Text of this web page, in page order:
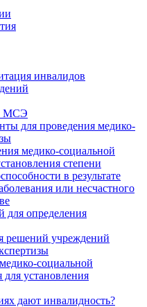
инвалидов
МСЭ
для проведения медико-
медико-социальной
степени
в результате
или несчастного
для определения
решений учреждений
социальной
для установления
дают инвалидность?